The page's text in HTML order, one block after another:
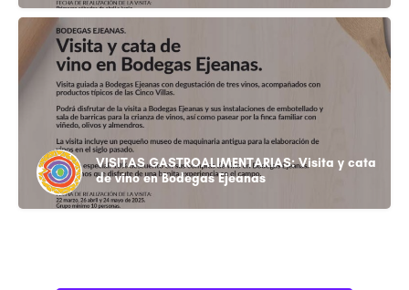
VISITAS GASTROALIMENTARIAS: Visita y cata
de vino en Bodegas Ejeanas